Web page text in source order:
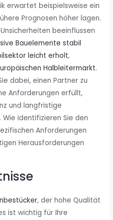
erwartet beispielsweise ein
Prognosen höher lagen.
beeinflussen
Bauelemente stabil
leicht erholt,
Halbleitermarkt.
dabei, einen Partner zu
Anforderungen erfüllt,
und langfristige
identifizieren Sie den
Anforderungen
Herausforderungen
, der hohe Qualität
ist wichtig für Ihre